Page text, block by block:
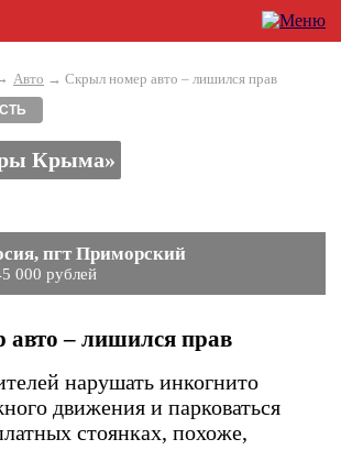
Авто → Скрыл номер авто – лишился прав
Крыма»
пгт Приморский
000 рублей
– лишился прав
нарушать инкогнито
движения и парковаться
стоянках, похоже,